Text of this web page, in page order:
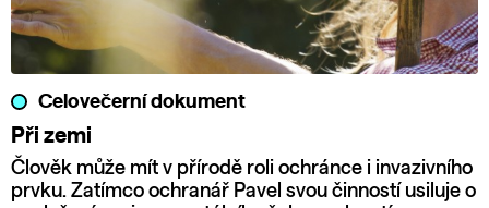
Celovečerní dokument
Při zemi
Člověk může mít v přírodě roli ochránce i invazivního
prvku. Zatímco ochranář Pavel svou činností usiluje o